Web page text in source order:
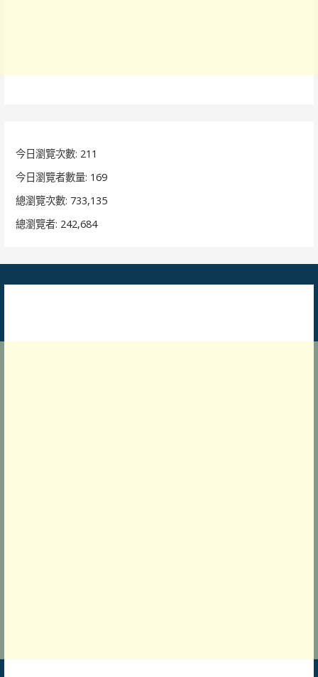
今日瀏覽次數: 211
今日瀏覽者數量: 169
總瀏覽次數: 733,135
總瀏覽者: 242,684